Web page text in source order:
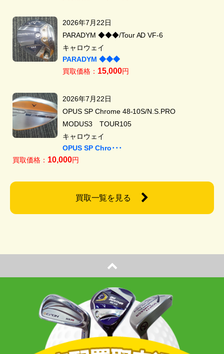
2026年7月22日
PARADYM ◆◆◆/Tour AD VF-6
キャロウェイ
PARADYM ◆◆◆
買取価格： 15,000円
2026年7月22日
OPUS SP Chrome 48-10S/N.S.PRO
MODUS3 TOUR105
キャロウェイ
OPUS SP Chro･･･
買取価格： 10,000円
買取一覧を見る